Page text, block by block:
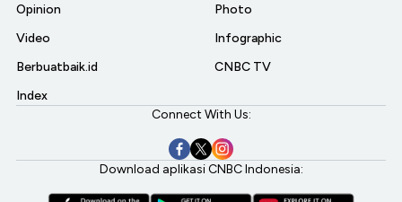
Opinion
Video
Berbuatbaik.id
Index
Photo
Infographic
CNBC TV
Connect With Us:
Download aplikasi CNBC Indonesia: